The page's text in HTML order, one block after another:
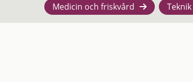
Medicin och friskvård Teknik